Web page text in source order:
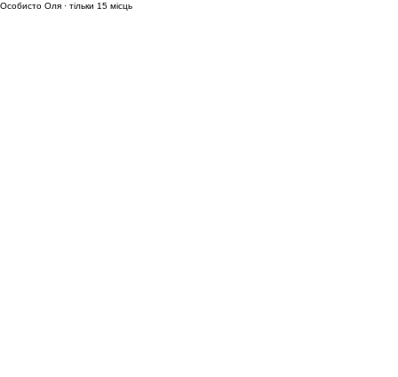
Особисто Оля · тільки 15 місць